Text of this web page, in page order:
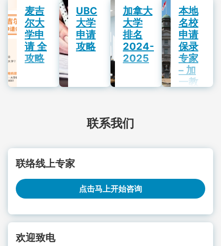
麦吉
尔大
学申
请 全
攻略
UBC
大学
申请
攻略
加拿大
大学
排名
2024-
2025
本地
名校
申请
保录
专家
– 加
一教
联系我们
联络线上专家
点击马上开始咨询
欢迎致电